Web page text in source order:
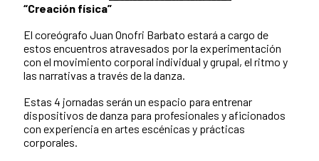
“Creación física”
El coreógrafo Juan Onofri Barbato estará a cargo de
estos encuentros atravesados por la experimentación
con el movimiento corporal individual y grupal, el ritmo y
las narrativas a través de la danza.
Estas 4 jornadas serán un espacio para entrenar
dispositivos de danza para profesionales y aficionados
con experiencia en artes escénicas y prácticas
corporales.